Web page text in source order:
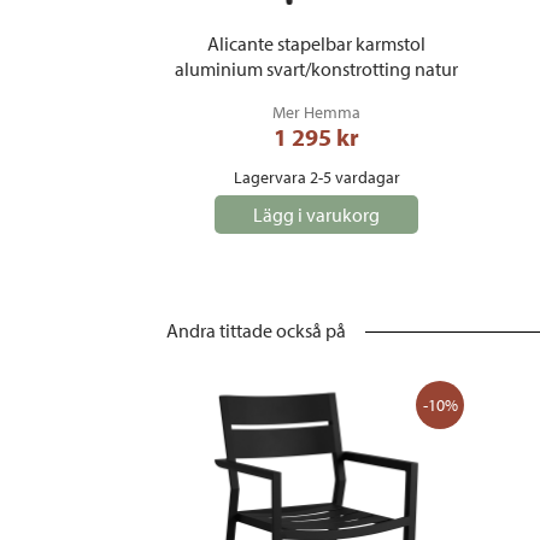
Alicante stapelbar karmstol
aluminium svart/konstrotting natur
Mer Hemma
1 295 kr
Lagervara 2-5 vardagar
Lägg i varukorg
Andra tittade också på
-10%